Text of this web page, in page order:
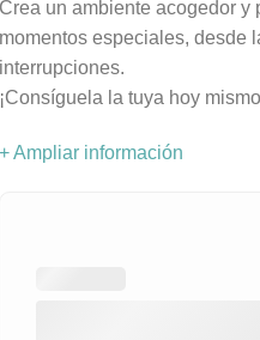
Crea un ambiente acogedor
momentos especiales, desde
interrupciones.
¡Consíguela la tuya hoy
+ Ampliar información